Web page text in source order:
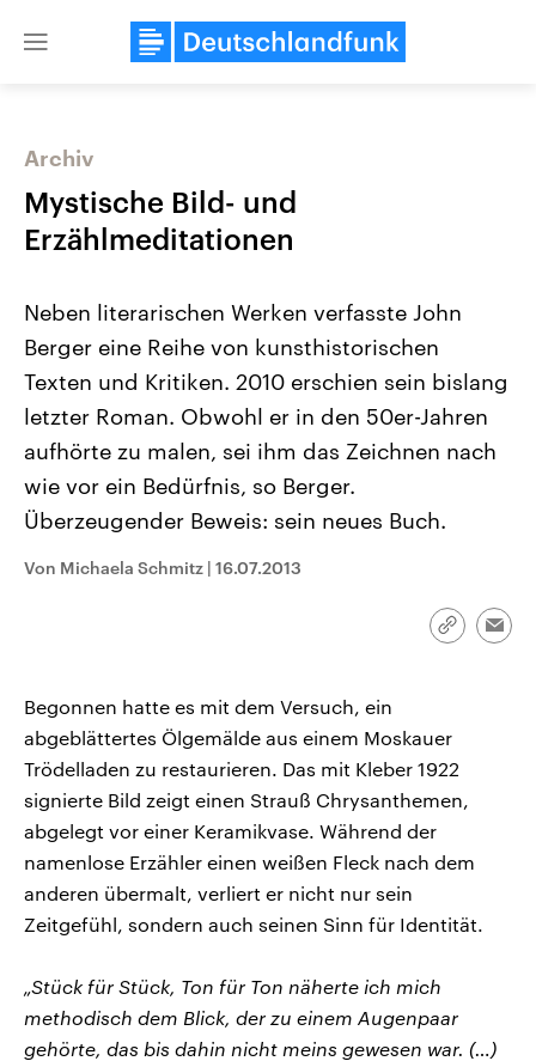
Close
Landtagswahl Sachsen-Anhalt
Alle Informationen
Sachsen-Anhalt wählt am 6.
September 2026 einen neuen
Landtag. Seit 2021 wird das
Bundesland von einer Koalition aus
Umfragen, Prognosen,
USA
Hintergründe
gehören die Vereinigten
den mächtigsten Ländern
mit großem Einfluss auf
Archiv
Mystische Bild- und
Erzählmeditationen
Neben literarischen Werken verfasste John
Berger eine Reihe von kunsthistorischen
Texten und Kritiken. 2010 erschien sein bislang
letzter Roman. Obwohl er in den 50er-Jahren
aufhörte zu malen, sei ihm das Zeichnen nach
wie vor ein Bedürfnis, so Berger.
Überzeugender Beweis: sein neues Buch.
Von Michaela Schmitz | 16.07.2013
Link
Begonnen hatte es mit dem Versuch, ein
abgeblättertes Ölgemälde aus einem Moskauer
Trödelladen zu restaurieren. Das mit Kleber 1922
signierte Bild zeigt einen Strauß Chrysanthemen,
abgelegt vor einer Keramikvase. Während der
namenlose Erzähler einen weißen Fleck nach dem
anderen übermalt, verliert er nicht nur sein
Zeitgefühl, sondern auch seinen Sinn für Identität.
„Stück für Stück, Ton für Ton näherte ich mich
methodisch dem Blick, der zu einem Augenpaar
gehörte, das bis dahin nicht meins gewesen war. (…)